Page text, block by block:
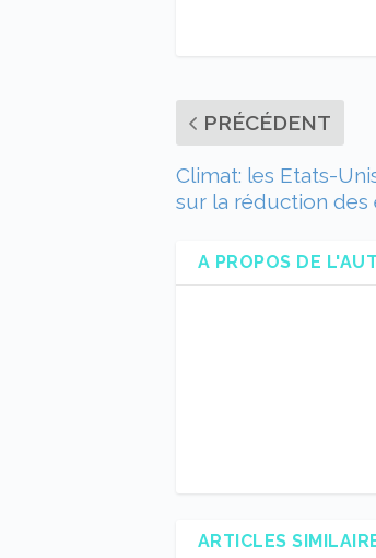
PRÉCÉDENT
Climat: les Etats-
sur la réduction des
A PROPOS DE
ARTICLES